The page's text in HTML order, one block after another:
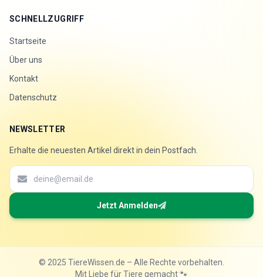
SCHNELLZUGRIFF
Startseite
Über uns
Kontakt
Datenschutz
NEWSLETTER
Erhalte die neuesten Artikel direkt in dein Postfach.
Jetzt Anmelden
© 2025 TiereWissen.de – Alle Rechte vorbehalten.
Mit Liebe für Tiere gemacht 🐾